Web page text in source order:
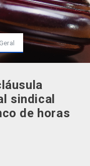
Geral
sindical
de horas